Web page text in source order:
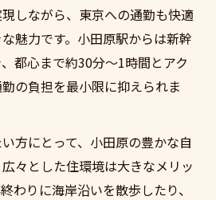
しながら、東京への通勤も快適
魅力です。小田原駅からは新幹
都心まで約30分〜1時間とアク
の負担を最小限に抑えられま
方にとって、小田原の豊かな自
々とした住環境は大きなメリッ
わりに海岸沿いを散歩したり、